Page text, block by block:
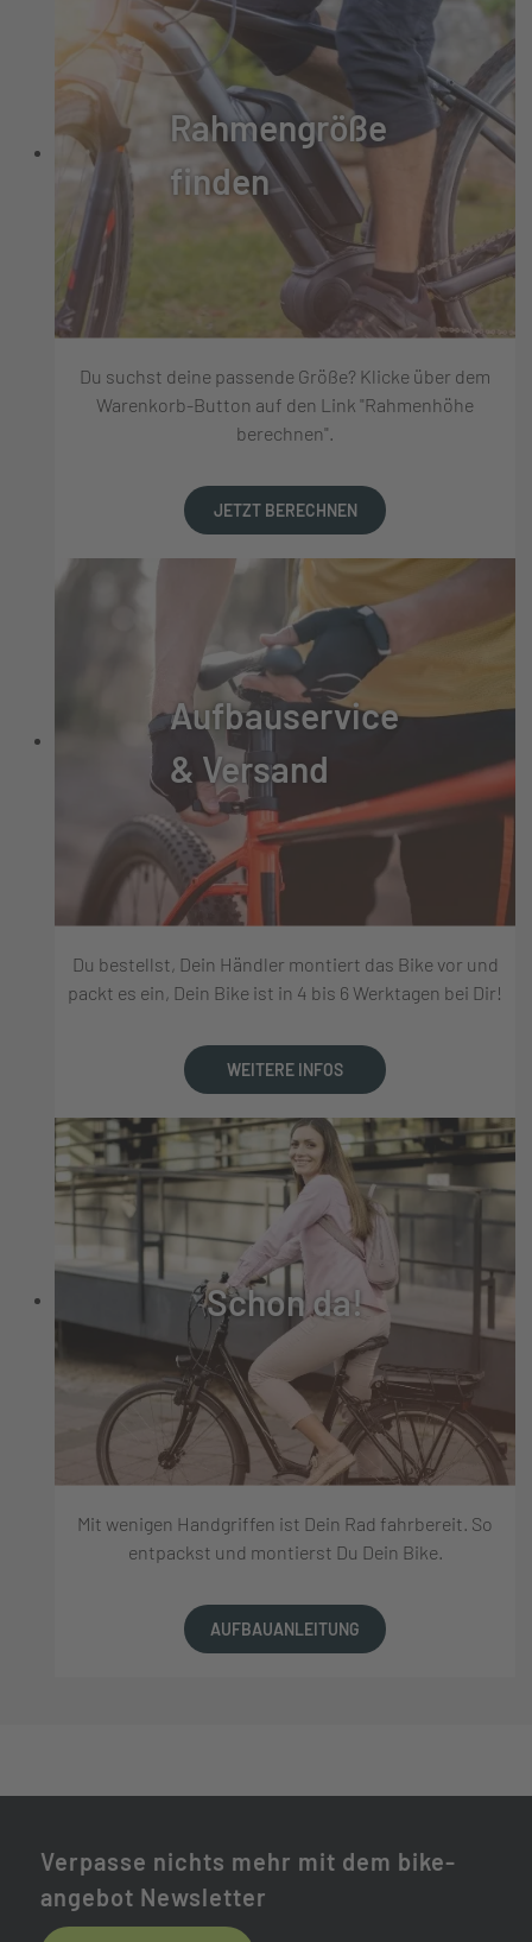
Rahmengröße
finden
Du suchst deine passende Größe? Klicke über dem
Warenkorb-Button auf den Link "Rahmenhöhe
berechnen".
JETZT BERECHNEN
Aufbauservice
& Versand
Du bestellst, Dein Händler montiert das Bike vor und
packt es ein, Dein Bike ist in 4 bis 6 Werktagen bei Dir!
WEITERE INFOS
Schon da!
Mit wenigen Handgriffen ist Dein Rad fahrbereit. So
entpackst und montierst Du Dein Bike.
AUFBAUANLEITUNG
Verpasse nichts mehr mit dem bike-
angebot Newsletter